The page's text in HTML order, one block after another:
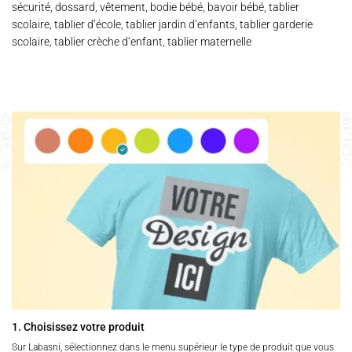
sécurité, dossard, vêtement, bodie bébé, bavoir bébé, tablier
scolaire, tablier d’école, tablier jardin d’enfants, tablier garderie
scolaire, tablier crèche d’enfant, tablier maternelle
1. Choisissez votre produit
Sur Labasni, sélectionnez dans le menu supérieur le type de produit que vous